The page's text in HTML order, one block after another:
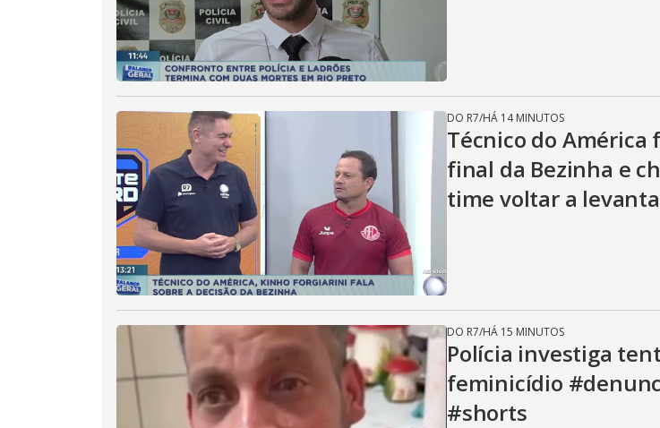
DO R7/HÁ 14 MINUTOS
Técnico do América
final da Bezinha e
time voltar a
DO R7/HÁ 15 MINUTOS
Polícia investiga
feminicídio
#shorts